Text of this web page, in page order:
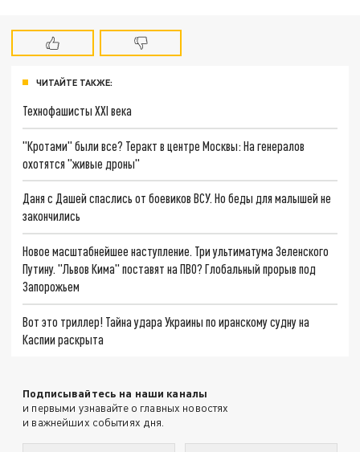
ЧИТАЙТЕ ТАКЖЕ:
Технофашисты XXI века
"Кротами" были все? Теракт в центре Москвы: На генералов
охотятся "живые дроны"
Даня с Дашей спаслись от боевиков ВСУ. Но беды для малышей не
закончились
Новое масштабнейшее наступление. Три ультиматума Зеленского
Путину. "Львов Кима" поставят на ПВО? Глобальный прорыв под
Запорожьем
Вот это триллер! Тайна удара Украины по иранскому судну на
Каспии раскрыта
Подписывайтесь на наши каналы
и первыми узнавайте о главных новостях
и важнейших событиях дня.